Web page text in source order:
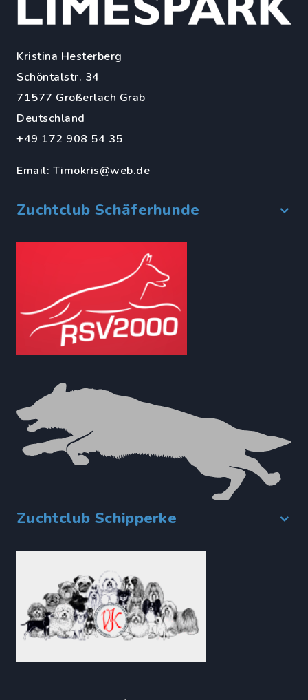
Kristina Hesterberg
Schöntalstr. 34
71577 Großerlach Grab
Deutschland
+49 172 908 54 35
Email: Timokris@web.de
Zuchtclub Schäferhunde
Zuchtclub Schipperke